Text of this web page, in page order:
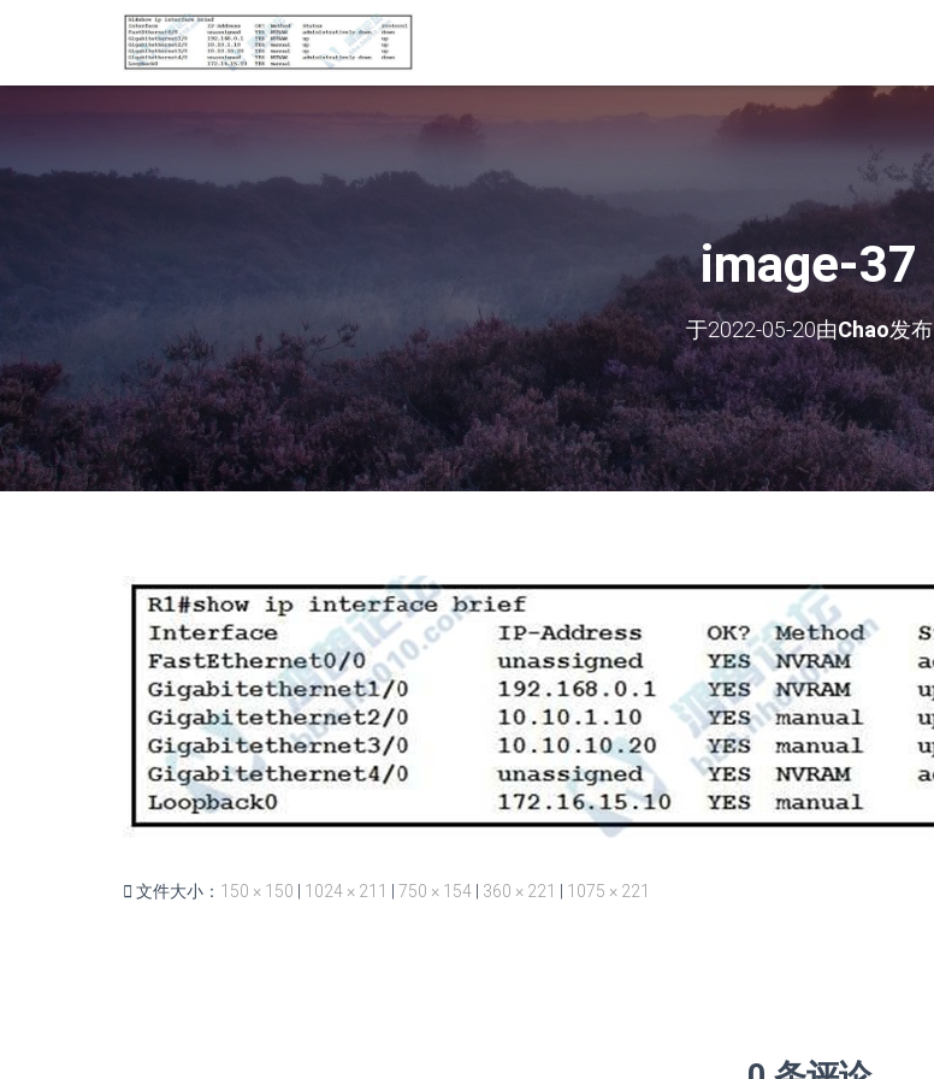
image-37
于2022-05-20由Chao发布
文件大小： 150 × 150 1024 × 211 750 × 154 360 × 221 1075 × 221